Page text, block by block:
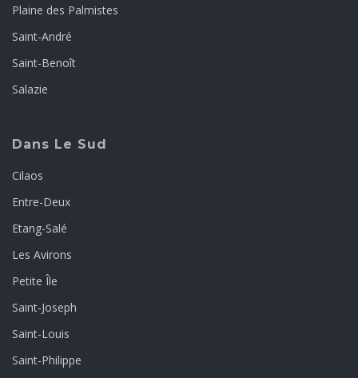
Plaine des Palmistes
Saint-André
Saint-Benoît
Salazie
Dans Le Sud
Cilaos
Entre-Deux
Etang-Salé
Les Avirons
Petite Île
Saint-Joseph
Saint-Louis
Saint-Philippe